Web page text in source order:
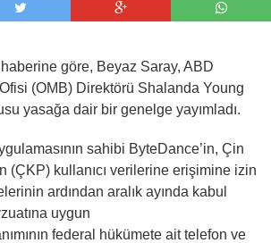
göre, Beyaz Saray, ABD
(OMB) Direktörü Shalanda Young
yasağa dair bir genelge yayımladı.
sahibi ByteDance’in, Çin
(ÇKP) kullanıcı verilerine erişimine izin
ardından aralık ayında kabul
uygun
federal hükümete ait telefon ve